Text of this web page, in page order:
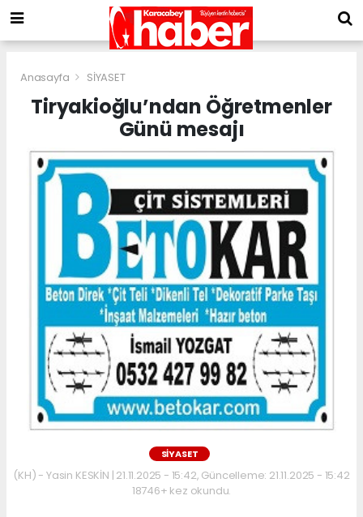
Anasayfa SİYASET
Tiryakioğlu’ndan Öğretmenler
Günü mesajı
SİYASET
(KH) - Yasin KESKİN | 21.11.2025 - 15:42, Güncelleme: 21.11.2025 - 15:42
18746+ kez okundu.